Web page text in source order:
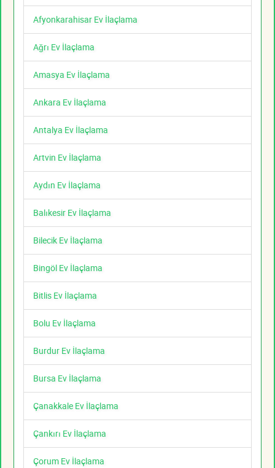
Afyonkarahisar Ev İlaçlama
Ağrı Ev İlaçlama
Amasya Ev İlaçlama
Ankara Ev İlaçlama
Antalya Ev İlaçlama
Artvin Ev İlaçlama
Aydın Ev İlaçlama
Balıkesir Ev İlaçlama
Bilecik Ev İlaçlama
Bingöl Ev İlaçlama
Bitlis Ev İlaçlama
Bolu Ev İlaçlama
Burdur Ev İlaçlama
Bursa Ev İlaçlama
Çanakkale Ev İlaçlama
Çankırı Ev İlaçlama
Çorum Ev İlaçlama